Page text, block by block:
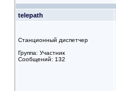
telepath
Станционный диспетчер
Группа: Участник
Сообщений: 132